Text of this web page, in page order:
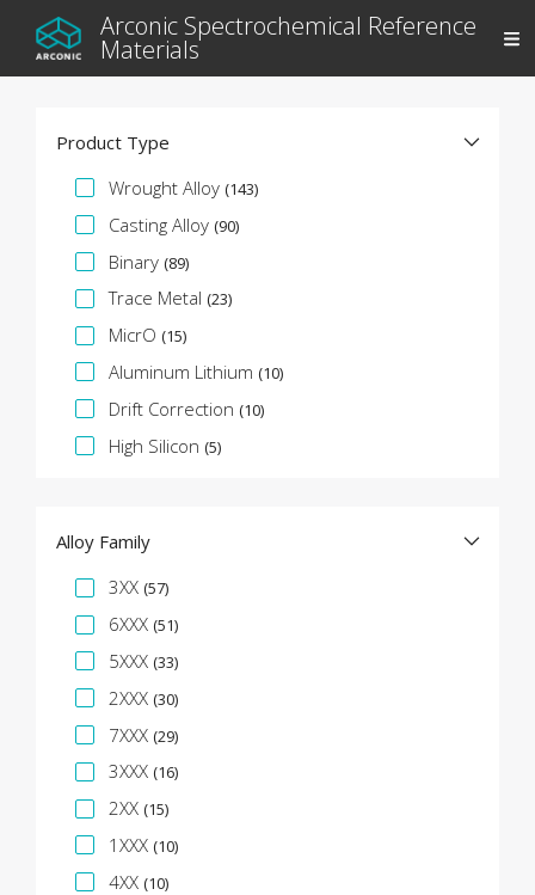
Arconic Spectrochemical Reference
Materials
Product Type
Facet specifica
Wrought Alloy (143)
Casting Alloy (90)
Binary (89)
Trace Metal (23)
MicrO (15)
Aluminum Lithium (10)
Drift Correction (10)
High Silicon (5)
Alloy Family
Facet specifica
3XX (57)
6XXX (51)
5XXX (33)
2XXX (30)
7XXX (29)
3XXX (16)
2XX (15)
1XXX (10)
4XX (10)